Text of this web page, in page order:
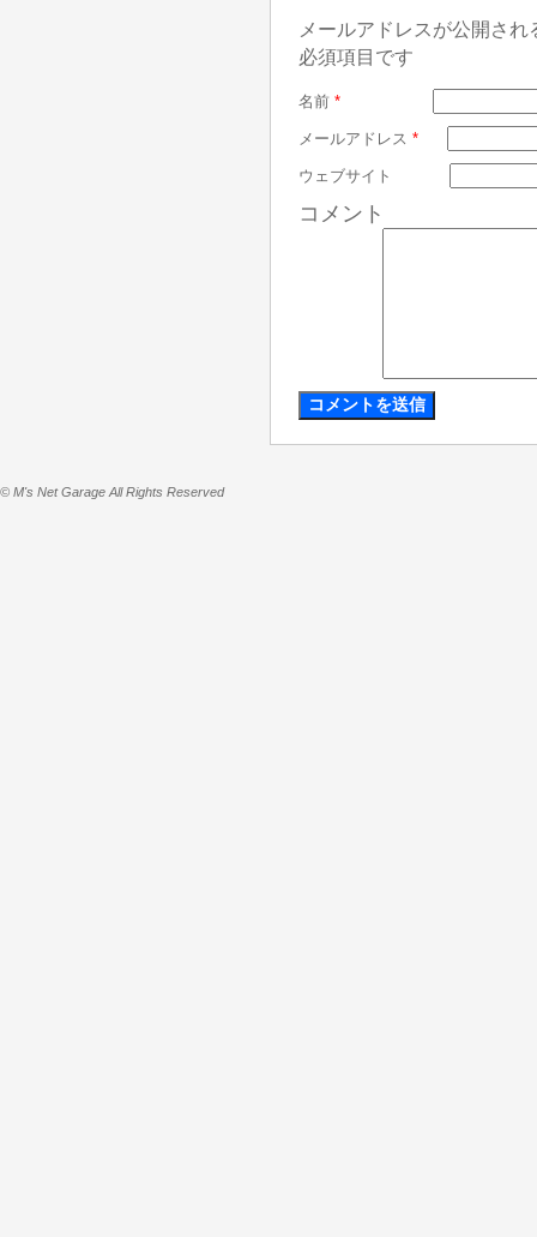
メールアドレスが公開さ
必須項目です
名前 *
メールアドレス *
ウェブサイト
コメント
© M's Net Garage All Rights Reserved